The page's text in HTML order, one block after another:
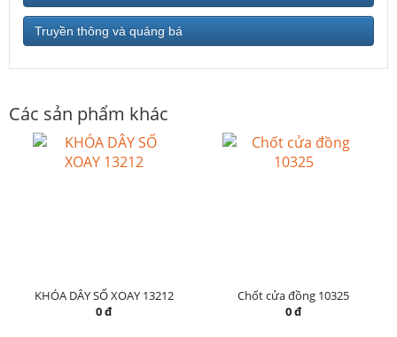
Truyền thông và quảng bá
Các sản phẩm khác
KHÓA DÂY SỐ XOAY 13212
0 đ
Chốt cửa đồng 10325
0 đ